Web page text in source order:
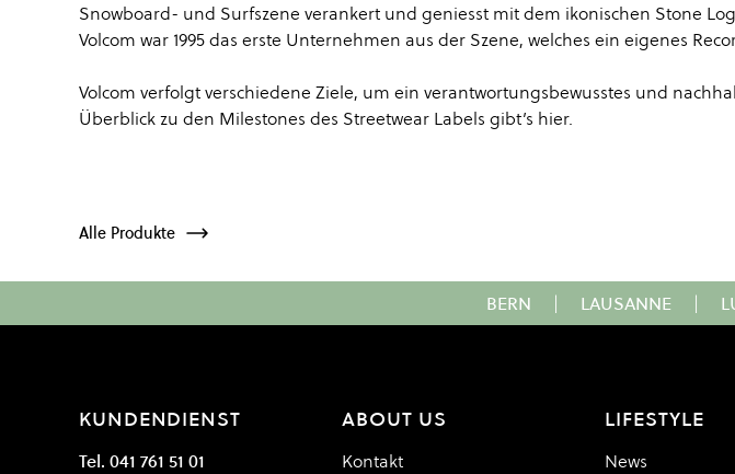
Snowboard- und Surfszene verankert und geniesst mit dem ikonischen Stone
Volcom war 1995 das erste Unternehmen aus der Szene, welches ein eigenes
Volcom verfolgt verschiedene Ziele, um ein verantwortungsbewusstes und
Überblick zu den Milestones des Streetwear Labels gibt’s hier.
Alle Produkte
BERN | LAUSANNE |
KUNDENDIENST
Tel. 041 761 51 01
ABOUT US
Kontakt
LIFESTYLE
News